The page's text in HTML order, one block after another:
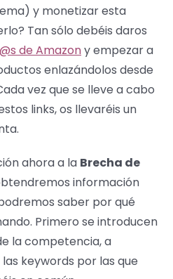
y monetizar esta
Tan sólo debéis daros
de Amazony empezar a
enlazándolos desde
vez que se lleve a cabo
links, os llevaréis un
ahora a la Brecha de
información
saber por qué
Primero se introducen
la competencia, a
keywords por las que